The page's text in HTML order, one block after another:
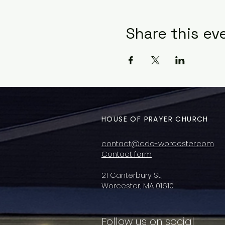
Share this
HOUSE OF PRAYER CHURCH
contact@cdo-worcester.com
Contact form
21 Canterbury St.,
Worcester, MA 01610
Follow us on social